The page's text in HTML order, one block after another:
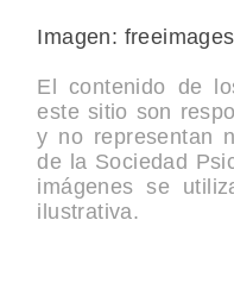
Imagen:
El contenido de
este sitio son
y no representan
de la Sociedad
imágenes se
ilustrativa.